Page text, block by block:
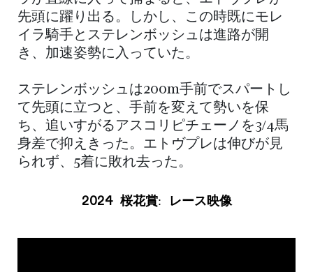
先頭に躍り出る。しかし、この時既にモレ
イラ騎手とステレンボッシュは進路が開
き、加速姿勢に入っていた。
ステレンボッシュは200m手前でスパートし
て先頭に立つと、手前を変えて勢いを保
ち、追いすがるアスコリピチェーノを3/4馬
身差で抑えきった。エトヴプレは伸びが見
られず、5着に敗れ去った。
2024 桜花賞: レース映像